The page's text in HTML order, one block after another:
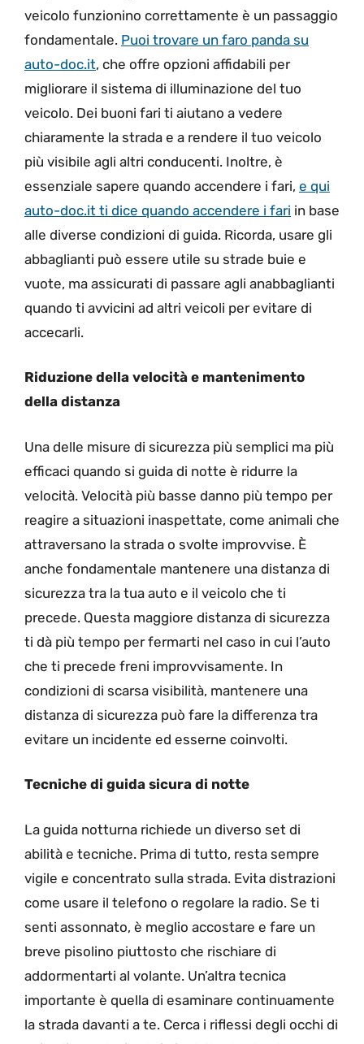
veicolo funzionino correttamente è un passaggio
fondamentale. Puoi trovare un faro panda su
auto-doc.it, che offre opzioni affidabili per
migliorare il sistema di illuminazione del tuo
veicolo. Dei buoni fari ti aiutano a vedere
chiaramente la strada e a rendere il tuo veicolo
più visibile agli altri conducenti. Inoltre, è
essenziale sapere quando accendere i fari, e qui
auto-doc.it ti dice quando accendere i fari in base
alle diverse condizioni di guida. Ricorda, usare gli
abbaglianti può essere utile su strade buie e
vuote, ma assicurati di passare agli anabbaglianti
quando ti avvicini ad altri veicoli per evitare di
accecarli.
Riduzione della velocità e mantenimento
della distanza
Una delle misure di sicurezza più semplici ma più
efficaci quando si guida di notte è ridurre la
velocità. Velocità più basse danno più tempo per
reagire a situazioni inaspettate, come animali che
attraversano la strada o svolte improvvise. È
anche fondamentale mantenere una distanza di
sicurezza tra la tua auto e il veicolo che ti
precede. Questa maggiore distanza di sicurezza
ti dà più tempo per fermarti nel caso in cui l’auto
che ti precede freni improvvisamente. In
condizioni di scarsa visibilità, mantenere una
distanza di sicurezza può fare la differenza tra
evitare un incidente ed esserne coinvolti.
Tecniche di guida sicura di notte
La guida notturna richiede un diverso set di
abilità e tecniche. Prima di tutto, resta sempre
vigile e concentrato sulla strada. Evita distrazioni
come usare il telefono o regolare la radio. Se ti
senti assonnato, è meglio accostare e fare un
breve pisolino piuttosto che rischiare di
addormentarti al volante. Un’altra tecnica
importante è quella di esaminare continuamente
la strada davanti a te. Cerca i riflessi degli occhi di